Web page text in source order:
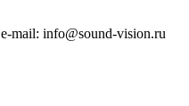
e-mail: info@sound-vision.ru